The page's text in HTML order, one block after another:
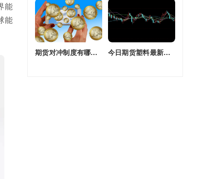
能
能
期货对冲制度有哪些(期货对冲制度有哪些类型) 今日期货塑料最新价格(今日期货塑料最新价格行情)